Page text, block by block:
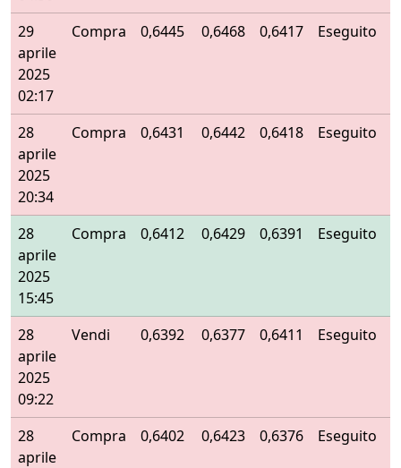
29
aprile
2025
02:17
Compra 0,6445 0,6468 0,6417 Eseguito
28
aprile
2025
20:34
Compra 0,6431 0,6442 0,6418 Eseguito
28
aprile
2025
15:45
Compra 0,6412 0,6429 0,6391 Eseguito
28
aprile
2025
09:22
Vendi 0,6392 0,6377 0,6411 Eseguito
28
aprile
Compra 0,6402 0,6423 0,6376 Eseguito